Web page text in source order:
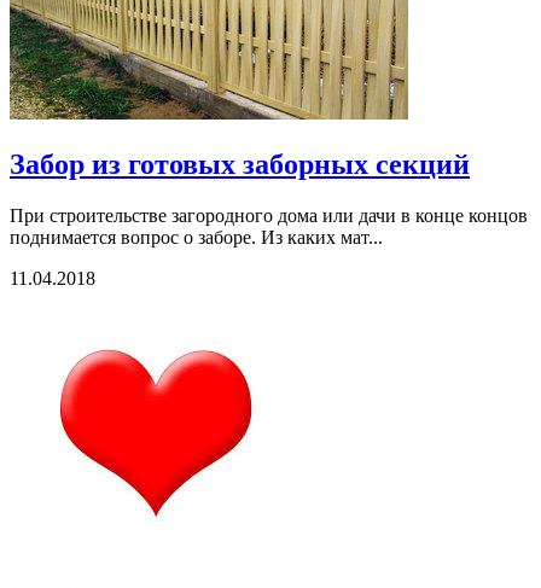
Забор из готовых заборных секций
При строительстве загородного дома или дачи в конце концов
поднимается вопрос о заборе. Из каких мат...
11.04.2018